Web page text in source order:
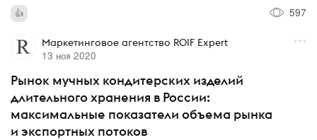
597
Маркетинговое агентство ROIF Expert
13 ноя 2020
Рынок мучных кондитерских изделий
длительного хранения в России:
максимальные показатели объема рынка
и экспортных потоков